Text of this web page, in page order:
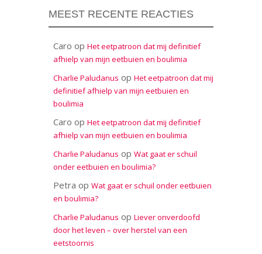
MEEST RECENTE REACTIES
Caro op Het eetpatroon dat mij definitief
afhielp van mijn eetbuien en boulimia
Charlie Paludanus op Het eetpatroon dat mij
definitief afhielp van mijn eetbuien en
boulimia
Caro op Het eetpatroon dat mij definitief
afhielp van mijn eetbuien en boulimia
Charlie Paludanus op Wat gaat er schuil
onder eetbuien en boulimia?
Petra op Wat gaat er schuil onder eetbuien
en boulimia?
Charlie Paludanus op Liever onverdoofd
door het leven – over herstel van een
eetstoornis